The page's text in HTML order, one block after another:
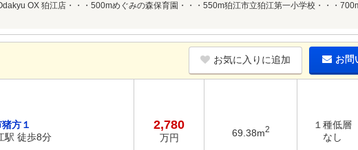
OX 狛江店・・・500mめぐみの森保育園・・・550m狛江市立狛江第一小学校・・・
お気に入りに追加 お問
方１
駅 徒歩8分
2,780
万円 69.38m2
１種低層
なし